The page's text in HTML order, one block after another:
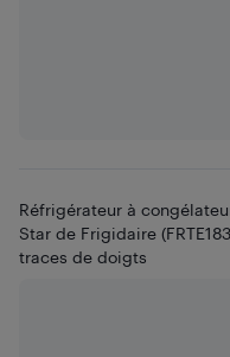
Réfrigérateur à
Star de Frigidaire
traces de doigts